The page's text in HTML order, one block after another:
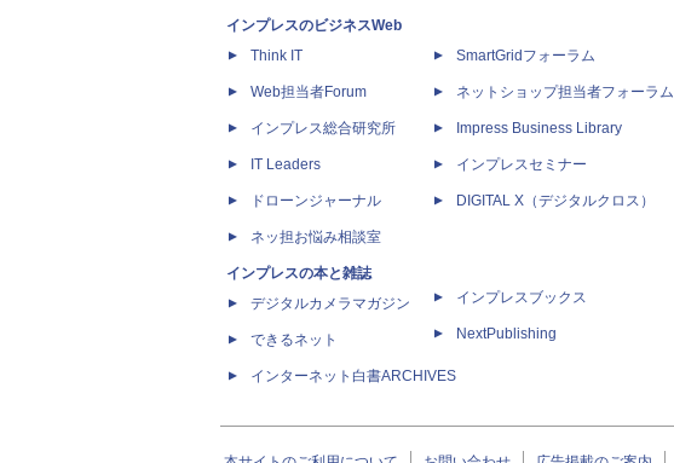
インプレスのビジネスWeb
Think IT
Web担当者Forum
インプレス総合研究所
IT Leaders
ドローンジャーナル
ネッ担お悩み相談室
インプレスの本と雑誌
デジタルカメラマガジン
できるネット
インターネット白書ARCHIVES
SmartGridフォーラム
ネットショップ担当者フォーラム
Impress Business Library
インプレスセミナー
DIGITAL X（デジタルクロス）
インプレスブックス
NextPublishing